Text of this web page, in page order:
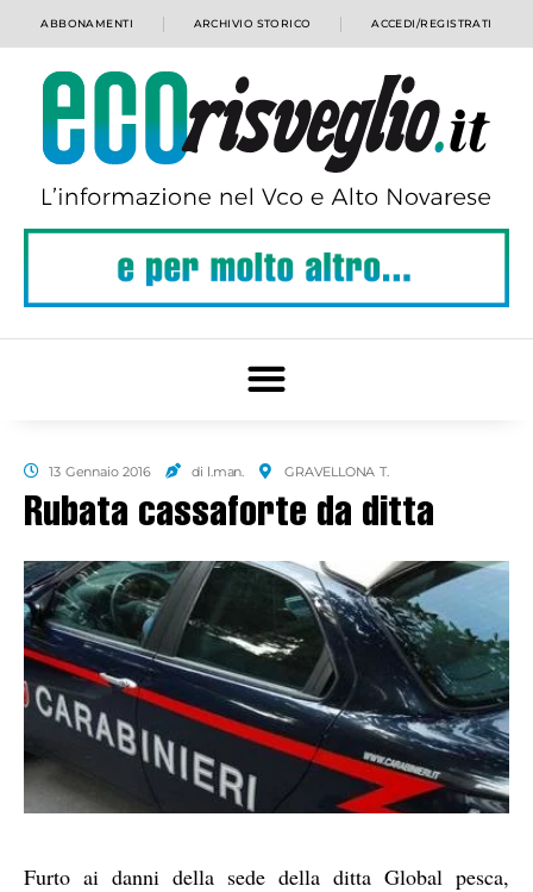
ABBONAMENTI ARCHIVIO STORICO ACCEDI/REGISTRATI
13 Gennaio 2016 di l.man. GRAVELLONA T.
Rubata cassaforte da ditta
Furto ai danni della sede della ditta Global pesca,